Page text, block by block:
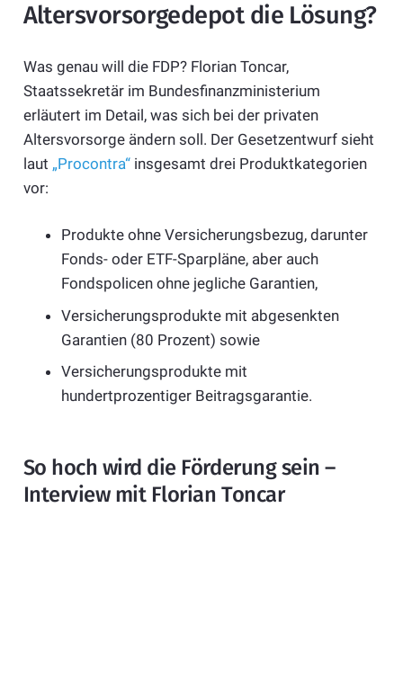
Altersvorsorgedepot die Lösung?
Was genau will die FDP? Florian Toncar,
Staatssekretär im Bundesfinanzministerium
erläutert im Detail, was sich bei der privaten
Altersvorsorge ändern soll. Der Gesetzentwurf sieht
laut „Procontra“insgesamt drei Produktkategorien
vor:
Produkte ohne Versicherungsbezug, darunter
Fonds- oder ETF-Sparpläne, aber auch
Fondspolicen ohne jegliche Garantien,
Versicherungsprodukte mit abgesenkten
Garantien (80 Prozent) sowie
Versicherungsprodukte mit
hundertprozentiger Beitragsgarantie.
So hoch wird die Förderung sein –
Interview mit Florian Toncar